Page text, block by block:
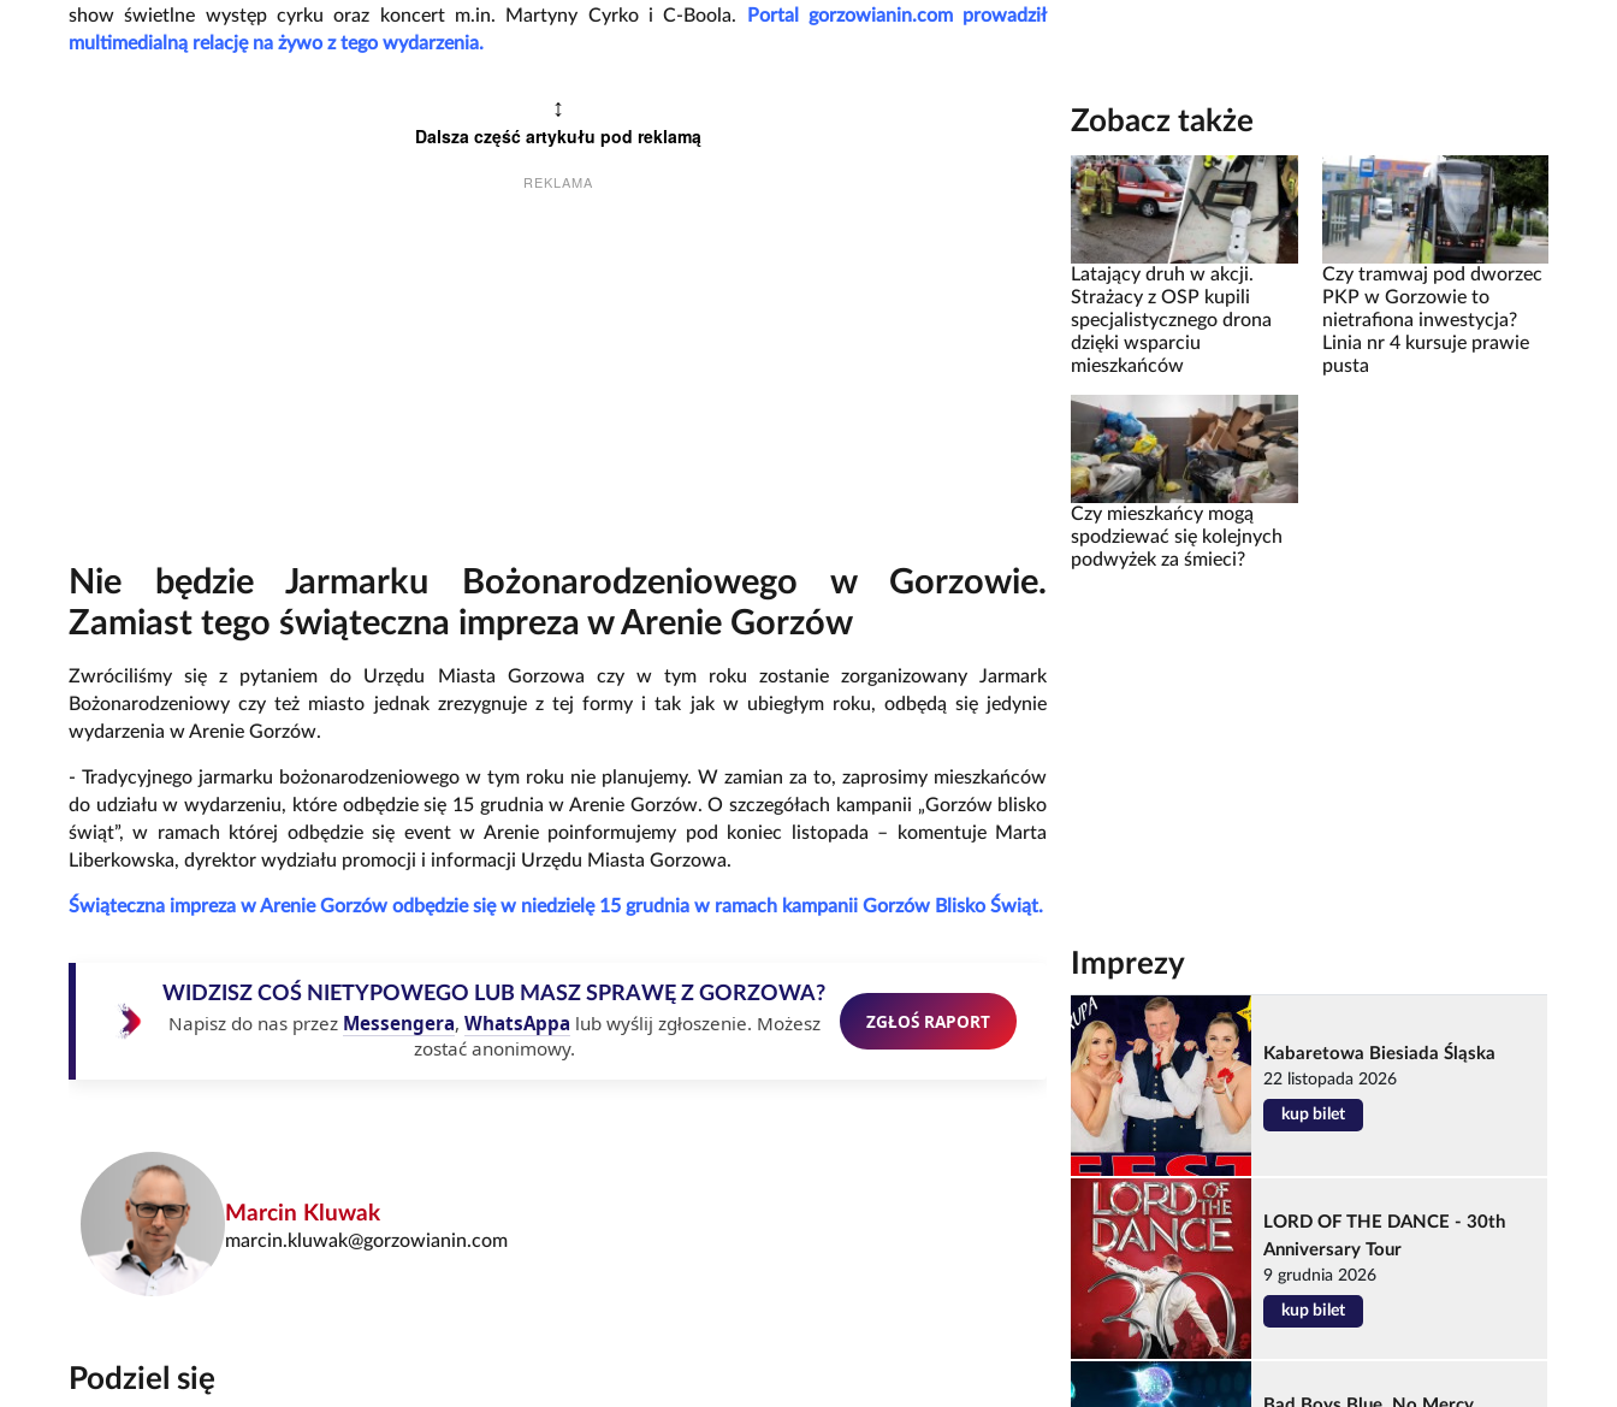
show świetlne występ cyrku oraz koncert m.in. Martyny Cyrko i C-Boola.
Portal gorzowianin.com prowadził
multimedialną relację na żywo z tego wydarzenia.
↕
Dalsza część artykułu pod reklamą
REKLAMA
Nie będzie Jarmarku Bożonarodzeniowego w Gorzowie.
Zamiast tego świąteczna impreza w Arenie Gorzów
Zwróciliśmy się z pytaniem do Urzędu Miasta Gorzowa czy w tym roku zostanie zorganizowany Jarmark
Bożonarodzeniowy czy też miasto jednak zrezygnuje z tej formy i tak jak w ubiegłym roku, odbędą się jedynie
wydarzenia w Arenie Gorzów.
- Tradycyjnego jarmarku bożonarodzeniowego w tym roku nie planujemy. W zamian za to, zaprosimy mieszkańców
do udziału w wydarzeniu, które odbędzie się 15 grudnia w Arenie Gorzów. O szczegółach kampanii „Gorzów blisko
świąt”, w ramach której odbędzie się event w Arenie poinformujemy pod koniec listopada – komentuje Marta
Liberkowska, dyrektor wydziału promocji i informacji Urzędu Miasta Gorzowa.
Świąteczna impreza w Arenie Gorzów odbędzie się w niedzielę 15 grudnia w ramach kampanii Gorzów Blisko Świąt.
WIDZISZ COŚ NIETYPOWEGO LUB MASZ SPRAWĘ Z GORZOWA?
Napisz do nas przez Messengera, WhatsAppa lub wyślij zgłoszenie. Możesz
zostać anonimowy.
ZGŁOŚ RAPORT
Marcin Kluwak
marcin.kluwak@gorzowianin.com
Podziel się
Zobacz także
Latający druh w akcji.
Strażacy z OSP kupili
specjalistycznego drona
dzięki wsparciu
mieszkańców
Czy tramwaj pod dworzec
PKP w Gorzowie to
nietrafiona inwestycja?
Linia nr 4 kursuje prawie
pusta
Czy mieszkańcy mogą
spodziewać się kolejnych
podwyżek za śmieci?
Imprezy
Kabaretowa Biesiada Śląska
22 listopada 2026
kup bilet
LORD OF THE DANCE - 30th
Anniversary Tour
9 grudnia 2026
kup bilet